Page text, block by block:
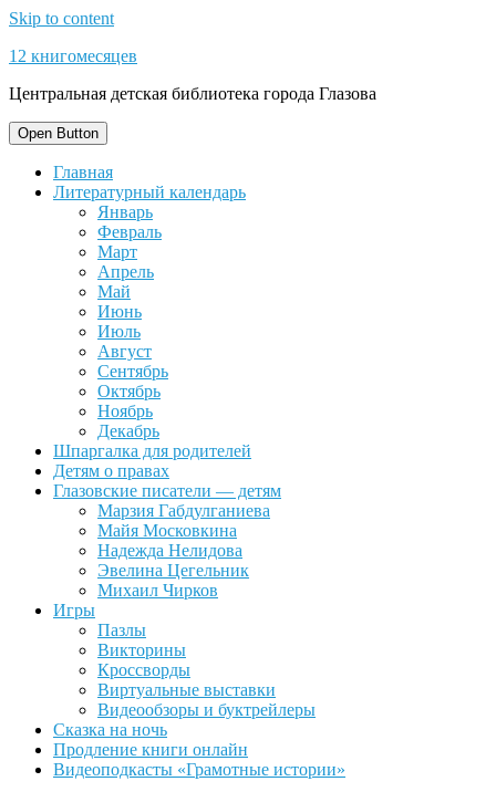
Skip to content
12 книгомесяцев
Центральная детская библиотека города Глазова
Open Button
Главная
Литературный календарь
Январь
Февраль
Март
Апрель
Май
Июнь
Июль
Август
Сентябрь
Октябрь
Ноябрь
Декабрь
Шпаргалка для родителей
Детям о правах
Глазовские писатели — детям
Марзия Габдулганиева
Майя Московкина
Надежда Нелидова
Эвелина Цегельник
Михаил Чирков
Игры
Пазлы
Викторины
Кроссворды
Виртуальные выставки
Видеообзоры и буктрейлеры
Сказка на ночь
Продление книги онлайн
Видеоподкасты «Грамотные истории»